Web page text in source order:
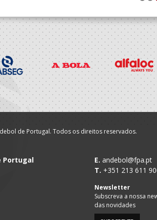
de Portugal. Todos os direitos reservados.
Portugal
E. andebol@fpa.pt
T. +351 213 611
Newsletter
Subscreva a nossa
das novidades